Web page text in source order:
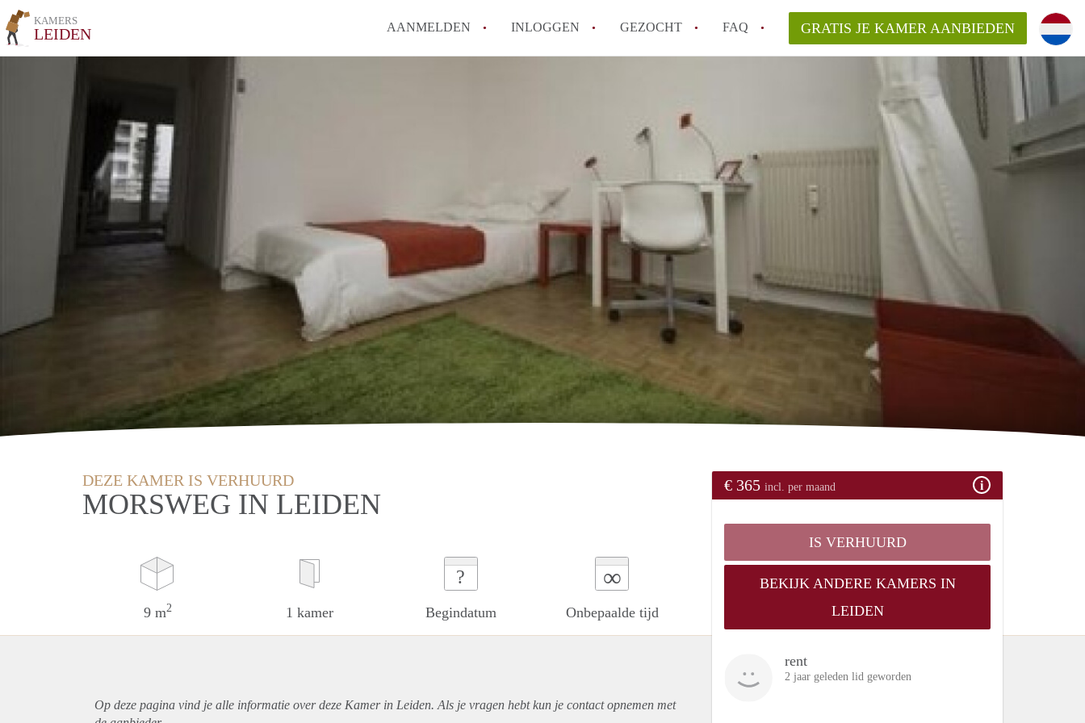
KAMERS
LEIDEN AANMELDEN INLOGGEN GEZOCHT FAQ
Wat is KamersLeiden?
Wat is de privacyverklaring van KamersLeiden?
Berekent KamersLeiden makelaarsvergoeding/bemiddelingsvergoeding?
Alle veelgestelde vragen
GRATIS JE KAMER AANBIEDEN
DEZE KAMER IS VERHUURD
MORSWEG IN LEIDEN
9 m2 1 kamer
?
Begindatum
∞
Onbepaalde tijd
€ 365 incl. per maand
IS VERHUURD
BEKIJK ANDERE KAMERS IN
LEIDEN
rent
2 jaar geleden lid geworden
Op deze pagina vind je alle informatie over deze Kamer in Leiden. Als je vragen hebt kun je contact opnemen met